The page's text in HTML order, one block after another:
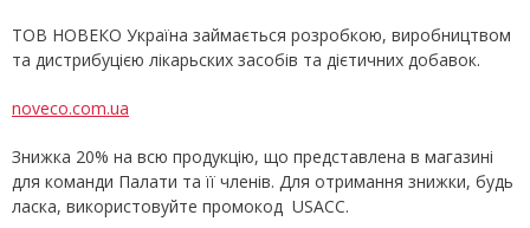
ТОВ НОВЕКО Україна займається розробкою, виробництвом
та дистрибуцією лікарьских засобів та дієтичних добавок.
noveco.com.ua
Знижка 20% на всю продукцію, що представлена в магазині
для команди Палати та її членів. Для отримання знижки, будь
ласка, використовуйте промокод USACC.